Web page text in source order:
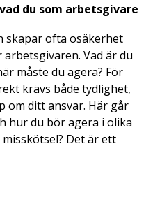
du som arbetsgivare
skapar ofta osäkerhet
Vad är du
måste du agera? För
krävs både tydlighet,
om ditt ansvar. Här går
hur du bör agera i olika
Det är ett